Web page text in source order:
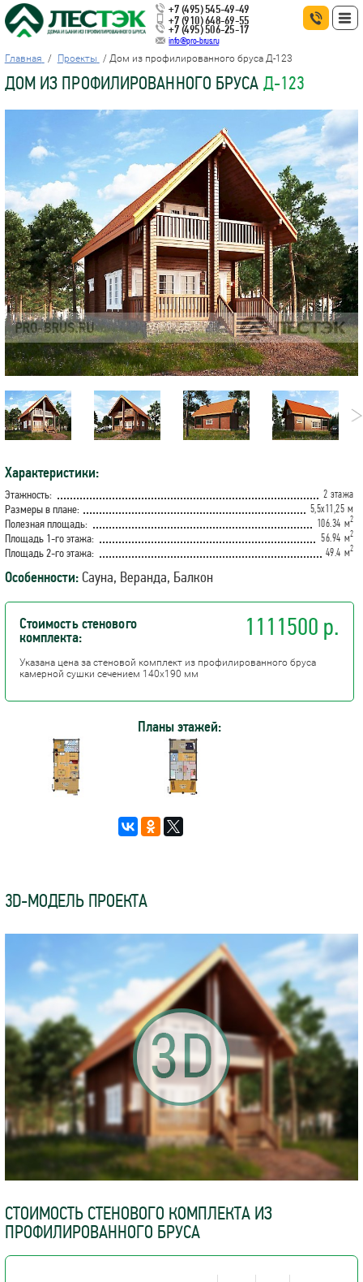
+7 (495) 545-49-49
+7 (910) 648-69-55
+7 (495) 506-25-17
info@pro-brus.ru
Главная Проекты Дом из профилированного бруса Д-123
ДОМ ИЗ ПРОФИЛИРОВАННОГО БРУСА Д-123
Характеристики:
Этажность: 2 этажа
Размеры в плане: 5,5х11,25 м
Полезная площадь: 106.34 м2
Площадь 1-го этажа: 56.94 м2
Площадь 2-го этажа: 49.4 м2
Особенности: Сауна, Веранда, Балкон
Стоимость стенового
комплекта:
1111500 р.
Указана цена за стеновой комплект из профилированного бруса
камерной сушки сечением 140х190 мм
Планы этажей:
3D-МОДЕЛЬ ПРОЕКТА
СТОИМОСТЬ СТЕНОВОГО КОМПЛЕКТА ИЗ
ПРОФИЛИРОВАННОГО БРУСА